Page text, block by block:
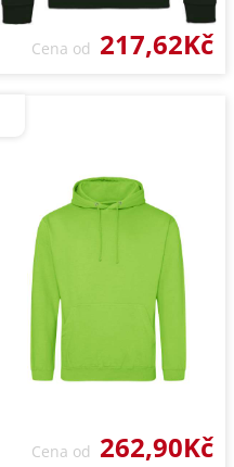
Cena od 217,62Kč
Cena od 262,90Kč